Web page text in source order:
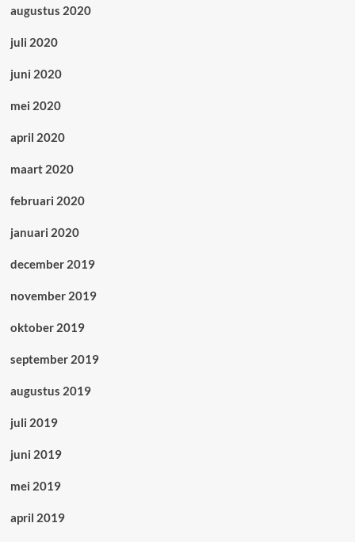
augustus 2020
juli 2020
juni 2020
mei 2020
april 2020
maart 2020
februari 2020
januari 2020
december 2019
november 2019
oktober 2019
september 2019
augustus 2019
juli 2019
juni 2019
mei 2019
april 2019